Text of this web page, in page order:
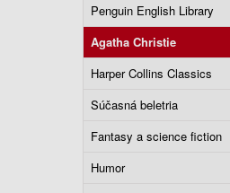
Penguin English Library
Agatha Christie
Harper Collins Classics
Súčasná beletria
Fantasy a science fiction
Humor